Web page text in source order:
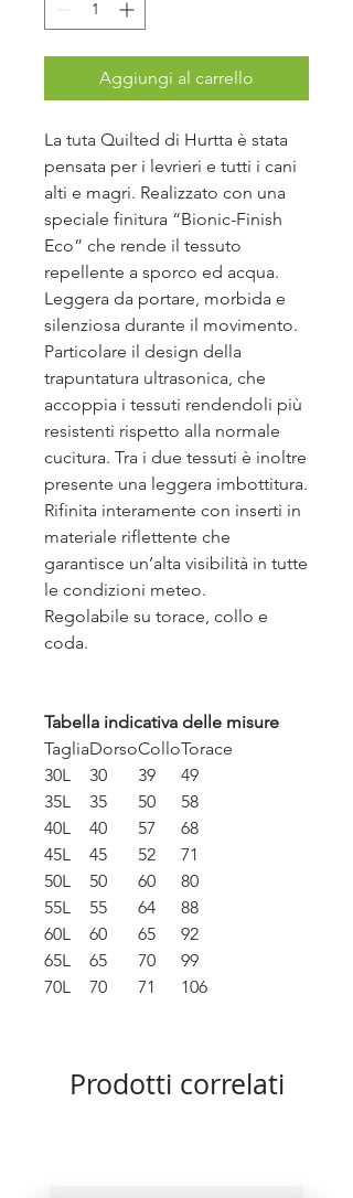
Aggiungi al carrello
La tuta Quilted di Hurtta è stata
pensata per i levrieri e tutti i cani
alti e magri. Realizzato con una
speciale finitura “Bionic-Finish
Eco” che rende il tessuto
repellente a sporco ed acqua.
Leggera da portare, morbida e
silenziosa durante il movimento.
Particolare il design della
trapuntatura ultrasonica, che
accoppia i tessuti rendendoli più
resistenti rispetto alla normale
cucitura. Tra i due tessuti è inoltre
presente una leggera imbottitura.
Rifinita interamente con inserti in
materiale riflettente che
garantisce un’alta visibilità in tutte
le condizioni meteo.
Regolabile su torace, collo e
coda.
Tabella indicativa delle misure
TagliaDorsoColloTorace
30L
30 39
49
35L
35 50
58
40L
40 57
68
45L
45 52
71
50L
50 60
80
55L
55 64
88
60L
60 65
92
65L
65 70
99
70L
70 71 106
Prodotti correlati